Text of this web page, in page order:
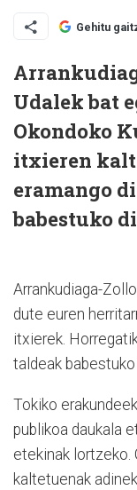
Gehitu
Udalek bat
Okondoko
itxieren
eramango
babestuko
Arrankudiaga-
dute euren
itxierek.
taldeak
Tokiko
publikoa daukala
etekinak lortzeko.
kaltetuenak